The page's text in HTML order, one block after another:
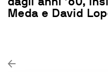
Meda e David